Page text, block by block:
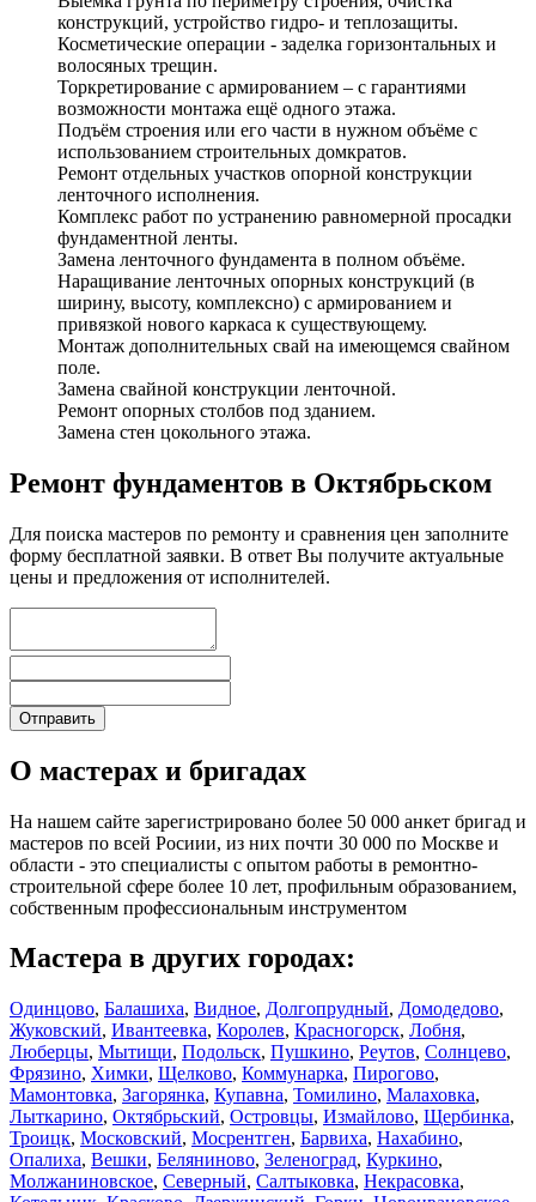
конструкций, устройство гидро- и теплозащиты.
Косметические операции - заделка горизонтальных и
волосяных трещин.
Торкретирование с армированием – с гарантиями
возможности монтажа ещё одного этажа.
Подъём строения или его части в нужном объёме с
использованием строительных домкратов.
Ремонт отдельных участков опорной конструкции
ленточного исполнения.
Комплекс работ по устранению равномерной просадки
фундаментной ленты.
Замена ленточного фундамента в полном объёме.
Наращивание ленточных опорных конструкций (в
ширину, высоту, комплексно) с армированием и
привязкой нового каркаса к существующему.
Монтаж дополнительных свай на имеющемся свайном
поле.
Замена свайной конструкции ленточной.
Ремонт опорных столбов под зданием.
Замена стен цокольного этажа.
Ремонт фундаментов в Октябрьском
Для поиска мастеров по ремонту и сравнения цен заполните
форму бесплатной заявки. В ответ Вы получите актуальные
цены и предложения от исполнителей.
О мастерах и бригадах
На нашем сайте зарегистрировано более 50 000 анкет бригад и
мастеров по всей Росиии, из них почти 30 000 по Москве и
области - это специалисты с опытом работы в ремонтно-
строительной сфере более 10 лет, профильным образованием,
собственным профессиональным инструментом
Мастера в других городах:
Одинцово, Балашиха, Видное, Долгопрудный, Домодедово,
Жуковский, Ивантеевка, Королев, Красногорск, Лобня,
Люберцы, Мытищи, Подольск, Пушкино, Реутов, Солнцево,
Фрязино, Химки, Щелково, Коммунарка, Пирогово,
Мамонтовка, Загорянка, Купавна, Томилино, Малаховка,
Лыткарино, Октябрьский, Островцы, Измайлово, Щербинка,
Троицк, Московский, Мосрентген, Барвиха, Нахабино,
Опалиха, Вешки, Беляниново, Зеленоград, Куркино,
Молжаниновское, Северный, Салтыковка, Некрасовка,